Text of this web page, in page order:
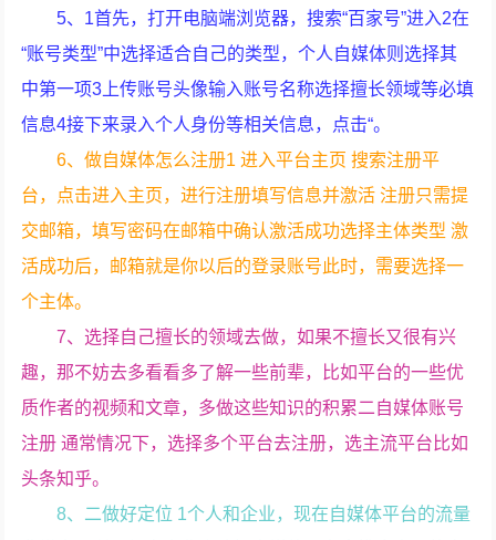
5、1首先，打开电脑端浏览器，搜索“百家号”进入2在
“账号类型”中选择适合自己的类型，个人自媒体则选择其
中第一项3上传账号头像输入账号名称选择擅长领域等必填
信息4接下来录入个人身份等相关信息，点击“。
6、做自媒体怎么注册1 进入平台主页 搜索注册平
台，点击进入主页，进行注册填写信息并激活 注册只需提
交邮箱，填写密码在邮箱中确认激活成功选择主体类型 激
活成功后，邮箱就是你以后的登录账号此时，需要选择一
个主体。
7、选择自己擅长的领域去做，如果不擅长又很有兴
趣，那不妨去多看看多了解一些前辈，比如平台的一些优
质作者的视频和文章，多做这些知识的积累二自媒体账号
注册 通常情况下，选择多个平台去注册，选主流平台比如
头条知乎。
8、二做好定位 1个人和企业，现在自媒体平台的流量